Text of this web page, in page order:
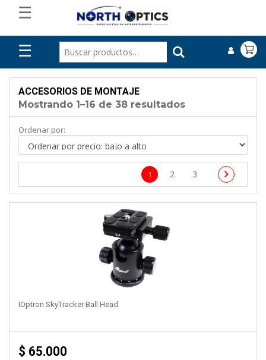
☰
☰
ACCESORIOS DE MONTAJE
Mostrando 1–16 de 38 resultados
Ordenar por:
1 2 3
IOptron SkyTracker Ball Head
$ 65.000